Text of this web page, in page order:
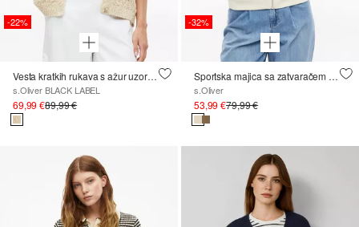
-22%
Vesta kratkih rukava s ažur uzorkom
s.Oliver BLACK LABEL
69,99 €89,99 €
-32%
Sportska majica sa zatvaračem od scuba materijala sa širokim 3/4 rukavima
s.Oliver
53,99 €79,99 €